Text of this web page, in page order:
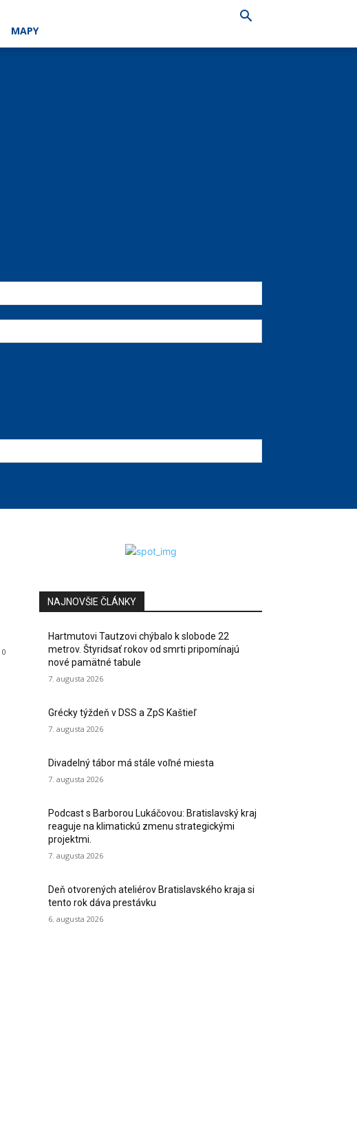
MAPY
0
NAJNOVŠIE ČLÁNKY
Hartmutovi Tautzovi chýbalo k slobode 22
metrov. Štyridsať rokov od smrti pripomínajú
nové pamätné tabule
7. augusta 2026
Grécky týždeň v DSS a ZpS Kaštieľ
7. augusta 2026
Divadelný tábor má stále voľné miesta
7. augusta 2026
Podcast s Barborou Lukáčovou: Bratislavský kraj
reaguje na klimatickú zmenu strategickými
projektmi.
7. augusta 2026
Deň otvorených ateliérov Bratislavského kraja si
tento rok dáva prestávku
6. augusta 2026